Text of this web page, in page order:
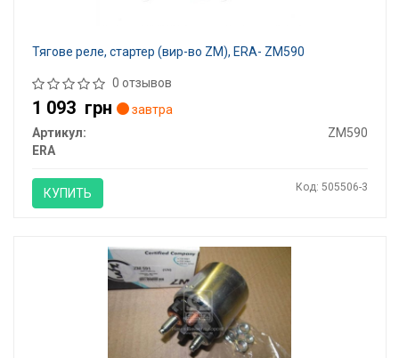
Тягове реле, стартер (вир-во ZM), ERA- ZM590
0 отзывов
1 093 грн
завтра
Артикул:
ZM590
ERA
КУПИТЬ Код: 505506-3